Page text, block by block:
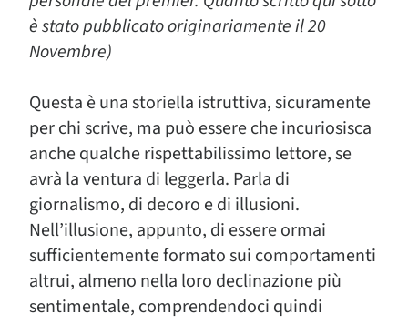
è stato pubblicato originariamente il 20
Novembre)
Questa è una storiella istruttiva, sicuramente
per chi scrive, ma può essere che incuriosisca
anche qualche rispettabilissimo lettore, se
avrà la ventura di leggerla. Parla di
giornalismo, di decoro e di illusioni.
Nell’illusione, appunto, di essere ormai
sufficientemente formato sui comportamenti
altrui, almeno nella loro declinazione più
sentimentale, comprendendoci quindi